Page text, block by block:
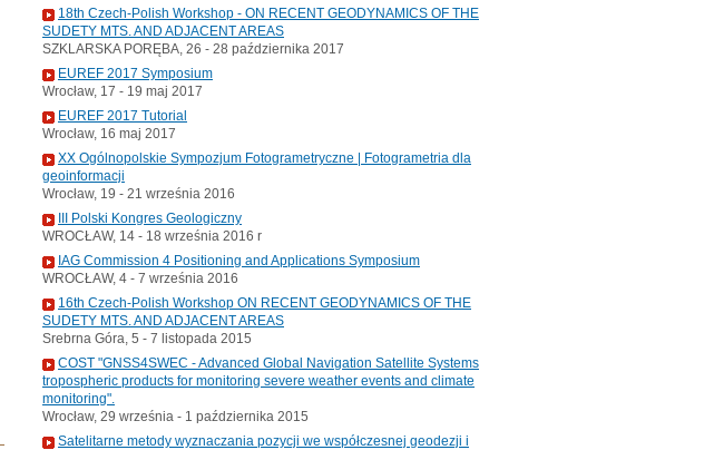
18th Czech-Polish Workshop - ON RECENT GEODYNAMICS OF THE
SUDETY MTS. AND ADJACENT AREAS
SZKLARSKA PORĘBA, 26 - 28 października 2017
EUREF 2017 Symposium
Wrocław, 17 - 19 maj 2017
EUREF 2017 Tutorial
Wrocław, 16 maj 2017
XX Ogólnopolskie Sympozjum Fotogrametryczne | Fotogrametria dla
geoinformacji
Wrocław, 19 - 21 września 2016
III Polski Kongres Geologiczny
WROCŁAW, 14 - 18 września 2016 r
IAG Commission 4 Positioning and Applications Symposium
WROCŁAW, 4 - 7 września 2016
16th Czech-Polish Workshop ON RECENT GEODYNAMICS OF THE
SUDETY MTS. AND ADJACENT AREAS
Srebrna Góra, 5 - 7 listopada 2015
COST "GNSS4SWEC - Advanced Global Navigation Satellite Systems
tropospheric products for monitoring severe weather events and climate
monitoring".
Wrocław, 29 września - 1 października 2015
Satelitarne metody wyznaczania pozycji we współczesnej geodezji i